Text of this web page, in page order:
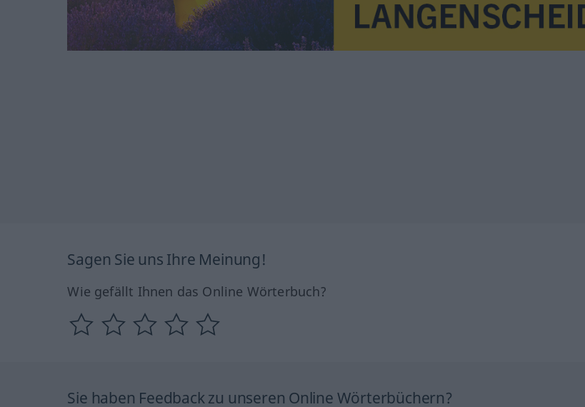
Sagen Sie uns Ihre Meinung!
Wie gefällt Ihnen das Online Wörterbuch?
Sie haben Feedback zu unseren Online Wörterbüchern?